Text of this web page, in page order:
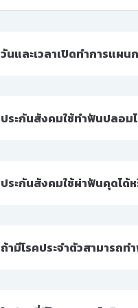
วันและเวลาเปิดทำการแผ
ประกันสังคมใช้ทำฟันปลอม
ประกันสังคมใช้ผ่าฟันคุดได้ห
ถ้ามีโรคประจำตัวสามารถท